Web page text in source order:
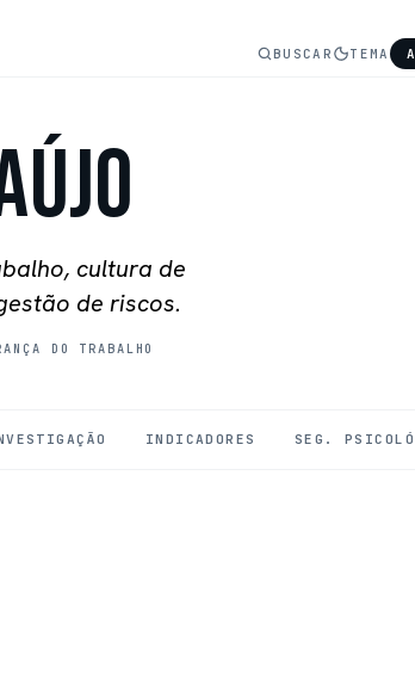
BUSCAR TEMA
cultura de
de riscos.
DO TRABALHO
INDICADORES SEG.